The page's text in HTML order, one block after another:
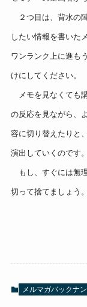
２つ目は、背水の
したい情報を書いた
ワンランク上に進も
けにしてください。
メモを見なくても
の反応を見ながら、
容に切り替えたりと
演出していくのです。
もし、すぐには無
切って捨てましょう
メルマガバックナ